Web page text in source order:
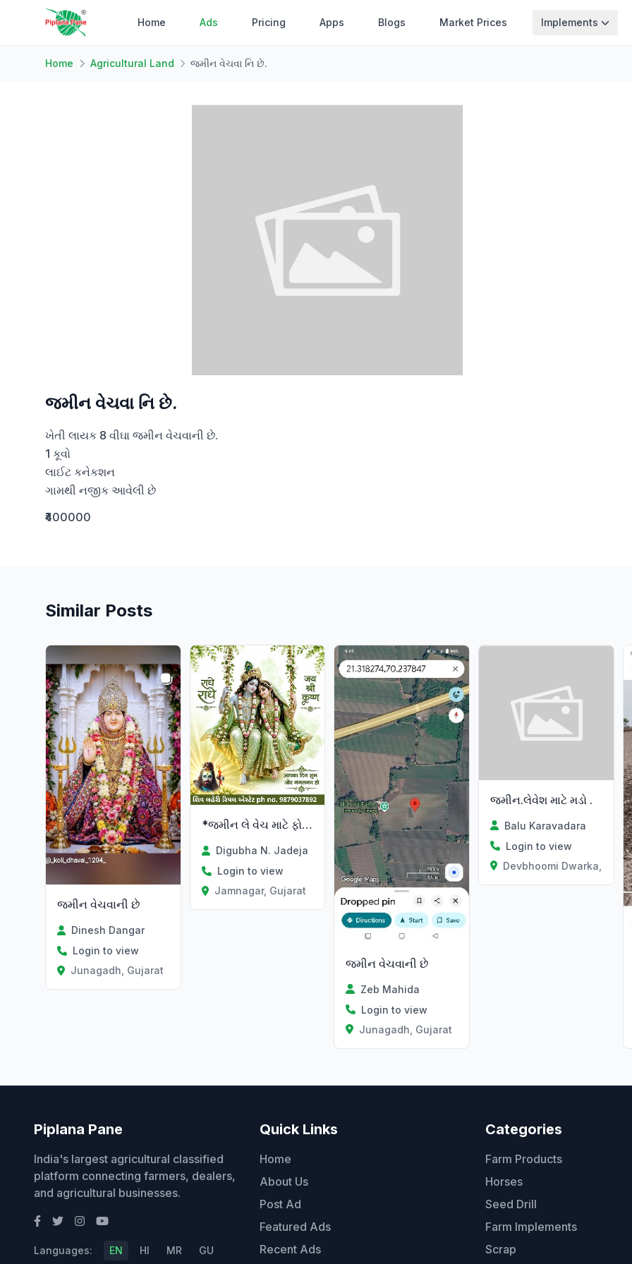
Home Ads Pricing Apps Blogs Market Prices Implements
Home Agricultural Land જમીન વેચવા નિ છે.
જમીન વેચવા નિ છે.
ખેતી લાયક 8 વીઘા જમીન વેચવાની છે.
1 કૂવો
લાઈટ કનેકશન
ગામથી નજીક આવેલી છે
₹400000
Similar Posts
જમીન વેચવાની છે
Dinesh Dangar
Login to view
Junagadh, Gujarat
Verified
*જમીન લે વેચ માટે ફોન કરો*
Digubha N. Jadeja
Login to view
Jamnagar, Gujarat
જમીન વેચવાની છે
Zeb Mahida
Login to view
Junagadh, Gujarat
જમીન.લેવેશ માટે મડો .
Balu Karavadara
Login to view
Devbhoomi Dwarka,
Piplana Pane
India's largest agricultural classified
platform connecting farmers, dealers,
and agricultural businesses.
Languages: EN HI MR GU
Quick Links
Home
About Us
Post Ad
Featured Ads
Recent Ads
Categories
Farm Products
Horses
Seed Drill
Farm Implements
Scrap